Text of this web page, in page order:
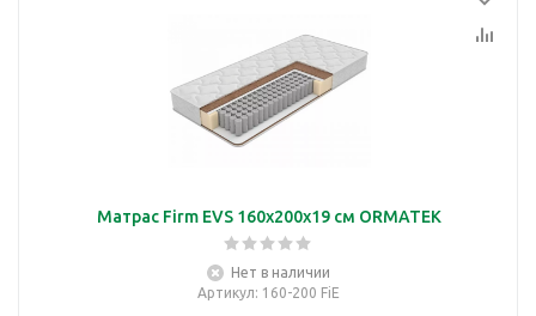
Матрас Firm EVS 160х200х19 см ORMATEK
Нет в наличии
Артикул: 160-200 FiE